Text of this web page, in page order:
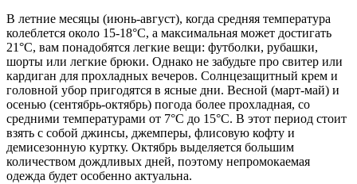
В летние месяцы (июнь-август), когда средняя температура
колеблется около 15-18°C, а максимальная может достигать
21°C, вам понадобятся легкие вещи: футболки, рубашки,
шорты или легкие брюки. Однако не забудьте про свитер или
кардиган для прохладных вечеров. Солнцезащитный крем и
головной убор пригодятся в ясные дни. Весной (март-май) и
осенью (сентябрь-октябрь) погода более прохладная, со
средними температурами от 7°C до 15°C. В этот период стоит
взять с собой джинсы, джемперы, флисовую кофту и
демисезонную куртку. Октябрь выделяется большим
количеством дождливых дней, поэтому непромокаемая
одежда будет особенно актуальна.